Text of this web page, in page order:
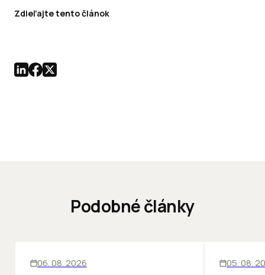
Zdieľajte tento článok
Podobné články
06. 08. 2026 05. 08.